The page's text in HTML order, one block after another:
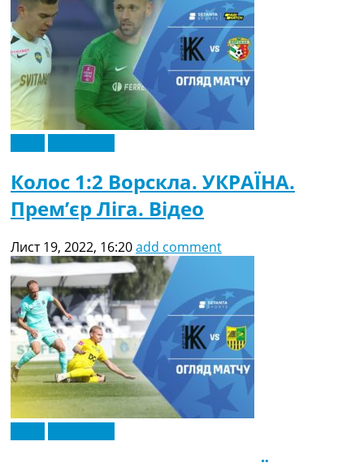
Колос 1:2 Ворскла. УКРАЇНА.
Прем’єр Ліга. Відео
Лист 19, 2022, 16:20add comment